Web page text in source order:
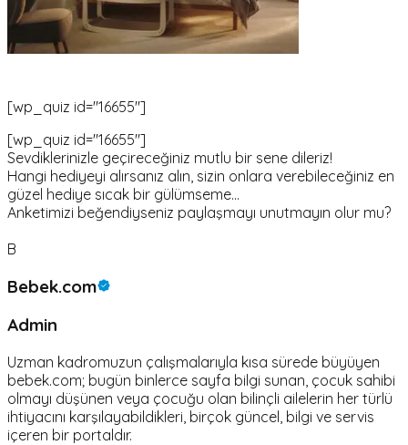
[wp_quiz id="16655"]
[wp_quiz id="16655"]
Sevdiklerinizle geçireceğiniz mutlu bir sene dileriz!
Hangi hediyeyi alırsanız alın, sizin onlara verebileceğiniz en
güzel hediye sıcak bir gülümseme...
Anketimizi beğendiyseniz paylaşmayı unutmayın olur mu?
B
Bebek.com
Admin
Uzman kadromuzun çalışmalarıyla kısa sürede büyüyen
bebek.com; bugün binlerce sayfa bilgi sunan, çocuk sahibi
olmayı düşünen veya çocuğu olan bilinçli ailelerin her türlü
ihtiyacını karşılayabildikleri, birçok güncel, bilgi ve servis
içeren bir portaldır.